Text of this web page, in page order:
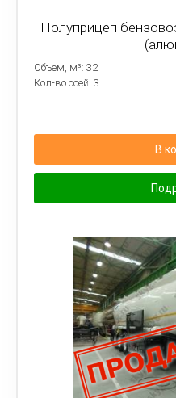
Полуприцеп
Объем, м³: 32
Кол-во осей: 3
В